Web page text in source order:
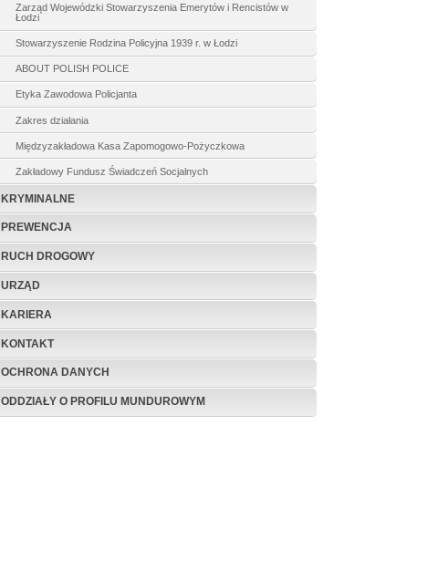
Zarząd Wojewódzki Stowarzyszenia Emerytów i Rencistów w
Łodzi
Stowarzyszenie Rodzina Policyjna 1939 r. w Łodzi
ABOUT POLISH POLICE
Etyka Zawodowa Policjanta
Zakres działania
Międzyzakładowa Kasa Zapomogowo-Pożyczkowa
Zakładowy Fundusz Świadczeń Socjalnych
KRYMINALNE
PREWENCJA
RUCH DROGOWY
URZĄD
KARIERA
KONTAKT
OCHRONA DANYCH
ODDZIAŁY O PROFILU MUNDUROWYM